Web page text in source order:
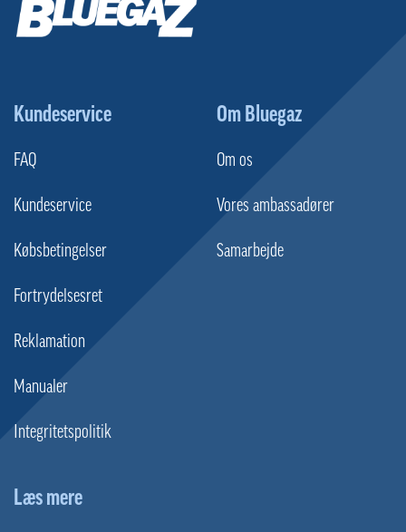
Kundeservice
FAQ
Kundeservice
Købsbetingelser
Fortrydelsesret
Reklamation
Manualer
Integritetspolitik
Om Bluegaz
Om os
Vores ambassadører
Samarbejde
Læs mere